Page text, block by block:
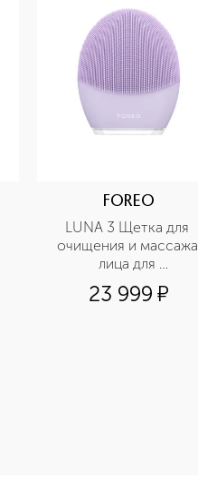
FOREO
LUNA 3 Щетка для
очищения и массажа
лица для
чувствительной кожи
23 999 ¤